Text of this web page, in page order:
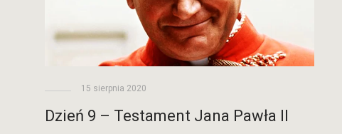
15 sierpnia 2020
Dzień 9 – Testament Jana Pawła II